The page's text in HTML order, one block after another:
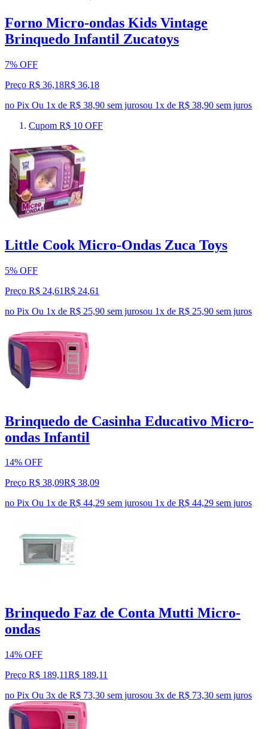
Forno Micro-ondas Kids Vintage
Brinquedo Infantil Zucatoys
7% OFF
Preço R$ 36,18R$ 36,18
no Pix Ou 1x de R$ 38,90 sem jurosou 1x de R$ 38,90 sem juros
Cupom R$ 10 OFF
Little Cook Micro-Ondas Zuca Toys
5% OFF
Preço R$ 24,61R$ 24,61
no Pix Ou 1x de R$ 25,90 sem jurosou 1x de R$ 25,90 sem juros
Brinquedo de Casinha Educativo Micro-
ondas Infantil
14% OFF
Preço R$ 38,09R$ 38,09
no Pix Ou 1x de R$ 44,29 sem jurosou 1x de R$ 44,29 sem juros
Brinquedo Faz de Conta Mutti Micro-
ondas
14% OFF
Preço R$ 189,11R$ 189,11
no Pix Ou 3x de R$ 73,30 sem jurosou 3x de R$ 73,30 sem juros